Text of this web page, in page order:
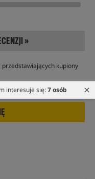
interesuje się:7 osób
»
kupiony
2 MB